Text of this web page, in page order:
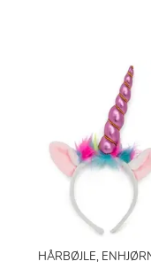
HÅRBØJLE,